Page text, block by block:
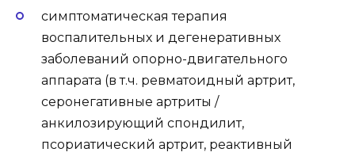
симптоматическая терапия
воспалительных и дегенеративных
заболеваний опорно-двигательного
аппарата (в т.ч. ревматоидный артрит,
серонегативные артриты /
анкилозирующий спондилит,
псориатический артрит, реактивный